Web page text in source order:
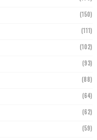
(150)
(111)
(102)
(93)
(88)
(64)
(62)
(59)